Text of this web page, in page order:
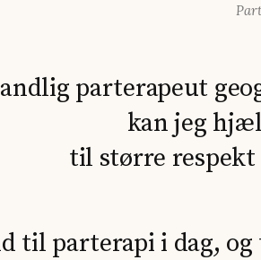
parterapeut
kan jeg
til større respekt
til parterapi i dag,